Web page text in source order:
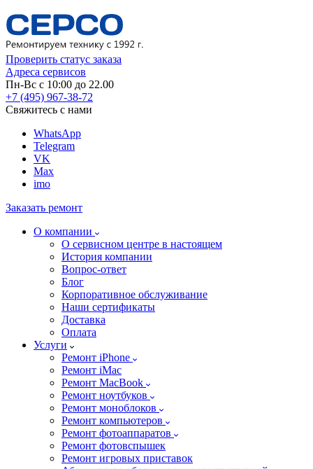
Проверить статус заказа
Адреса сервисов
Пн-Вс с 10:00 до 22.00
+7 (495) 967-38-72
Свяжитесь с нами
WhatsApp
Telegram
VK
Max
imo
Заказать ремонт
О компании
О сервисном центре в настоящем
История компании
Вопрос-ответ
Блог
Корпоративное обслуживание
Наши сертификаты
Доставка
Оплата
Услуги
Ремонт iPhone
Ремонт iMac
Ремонт MacBook
Ремонт ноутбуков
Ремонт моноблоков
Ремонт компьютеров
Ремонт фотоаппаратов
Ремонт фотовспышек
Ремонт игровых приставок